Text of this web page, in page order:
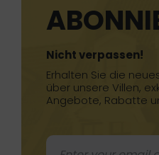
Nicht verpassen!
Erhalten Sie die
über unsere Villen,
Angebote, Rabatte